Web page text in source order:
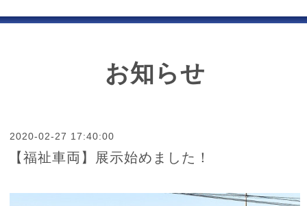
お知らせ
2020-02-27 17:40:00
【福祉車両】展示始めました！